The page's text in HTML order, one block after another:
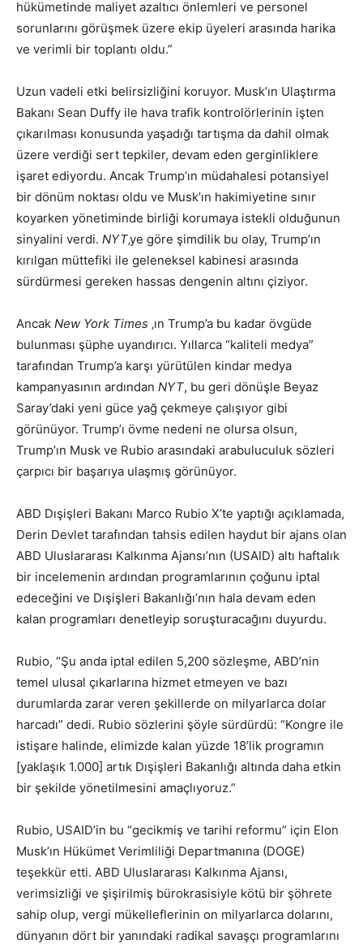
hükümetinde maliyet azaltıcı önlemleri ve personel
sorunlarını görüşmek üzere ekip üyeleri arasında harika
ve verimli bir toplantı oldu.”
Uzun vadeli etki belirsizliğini koruyor. Musk’ın Ulaştırma
Bakanı Sean Duffy ile hava trafik kontrolörlerinin işten
çıkarılması konusunda yaşadığı tartışma da dahil olmak
üzere verdiği sert tepkiler, devam eden gerginliklere
işaret ediyordu. Ancak Trump’ın müdahalesi potansiyel
bir dönüm noktası oldu ve Musk’ın hakimiyetine sınır
koyarken yönetiminde birliği korumaya istekli olduğunun
sinyalini verdi. NYT‚ye göre şimdilik bu olay, Trump’ın
kırılgan müttefiki ile geleneksel kabinesi arasında
sürdürmesi gereken hassas dengenin altını çiziyor.
Ancak New York Times ‚ın Trump’a bu kadar övgüde
bulunması şüphe uyandırıcı. Yıllarca “kaliteli medya”
tarafından Trump’a karşı yürütülen kindar medya
kampanyasının ardından NYT, bu geri dönüşle Beyaz
Saray’daki yeni güce yağ çekmeye çalışıyor gibi
görünüyor. Trump’ı övme nedeni ne olursa olsun,
Trump’ın Musk ve Rubio arasındaki arabuluculuk sözleri
çarpıcı bir başarıya ulaşmış görünüyor.
ABD Dışişleri Bakanı Marco Rubio X’te yaptığı açıklamada,
Derin Devlet tarafından tahsis edilen haydut bir ajans olan
ABD Uluslararası Kalkınma Ajansı’nın (USAID) altı haftalık
bir incelemenin ardından programlarının çoğunu iptal
edeceğini ve Dışişleri Bakanlığı’nın hala devam eden
kalan programları denetleyip soruşturacağını duyurdu.
Rubio, “Şu anda iptal edilen 5,200 sözleşme, ABD’nin
temel ulusal çıkarlarına hizmet etmeyen ve bazı
durumlarda zarar veren şekillerde on milyarlarca dolar
harcadı” dedi. Rubio sözlerini şöyle sürdürdü: “Kongre ile
istişare halinde, elimizde kalan yüzde 18’lik programın
[yaklaşık 1.000] artık Dışişleri Bakanlığı altında daha etkin
bir şekilde yönetilmesini amaçlıyoruz.”
Rubio, USAID’in bu “gecikmiş ve tarihi reformu” için Elon
Musk’ın Hükümet Verimliliği Departmanına (DOGE)
teşekkür etti. ABD Uluslararası Kalkınma Ajansı,
verimsizliği ve şişirilmiş bürokrasisiyle kötü bir şöhrete
sahip olup, vergi mükelleflerinin on milyarlarca dolarını,
dünyanın dört bir yanındaki radikal savaşçı programlarını